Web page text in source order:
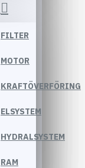
FILTER
MOTOR
KRAFTÖVERFÖRING
ELSYSTEM
HYDRALSYSTEM
RAM